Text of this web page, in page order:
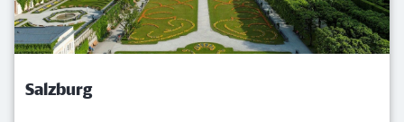
Salzburg